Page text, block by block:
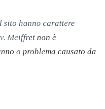
sito hanno carattere
Meiffret non è
o problema causato da